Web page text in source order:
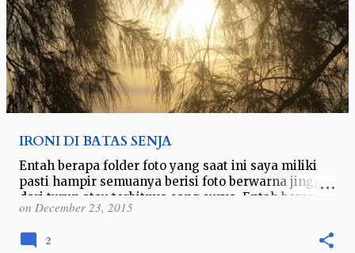
IRONI DI BATAS SENJA
Entah berapa folder foto yang saat ini saya miliki
pasti hampir semuanya berisi foto berwarna jingga
dari turun atau terbitnya sang surya. Entah berapa
puluh angle yang saya gunak…
on December 23, 2015
2